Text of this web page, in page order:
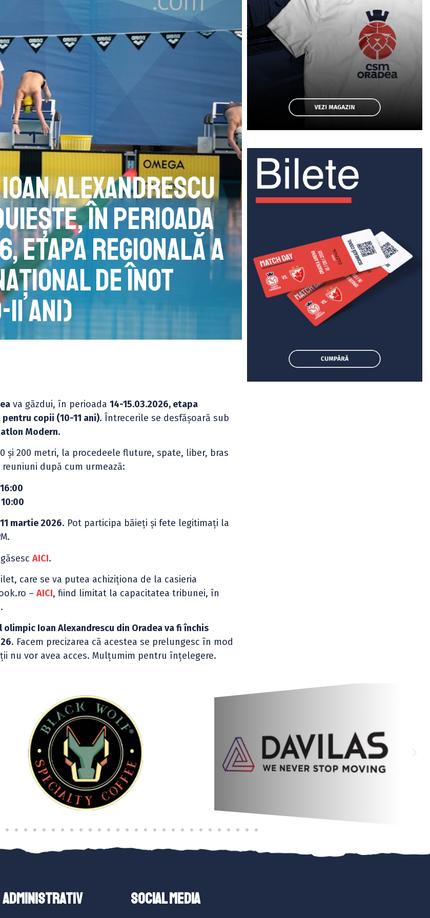
Alexandrescu
în perioada
etapa regională a
de înot
ani)
va găzdui, în perioada14-15.03.2026, etapa
copii (10-11 ani). Întrecerile se desfășoară sub
Modern.
și 200 metri, la procedeele fluture, spate, liber, bras
după cum urmează:
martie 2026. Pot participa băieți și fete legitimați la
AICI.
care se va putea achiziționa de la casieria
–AICI, fiind limitat la capacitatea tribunei, în
olimpic Ioan Alexandrescu din Oradea va fi închis
. Facem precizarea că acestea se prelungesc în mod
nu vor avea acces. Mulțumim pentru înțelegere.
ADMINISTRATIV SOCIAL MEDIA